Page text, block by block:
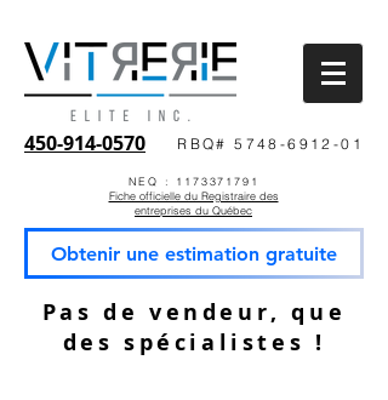
450-914-0570 RBQ# 5748-6912-01
NEQ : 1173371791
Fiche officielle du Registraire des
entreprises du Québec
Obtenir une estimation gratuite
Pas de vendeur, que
des spécialistes !